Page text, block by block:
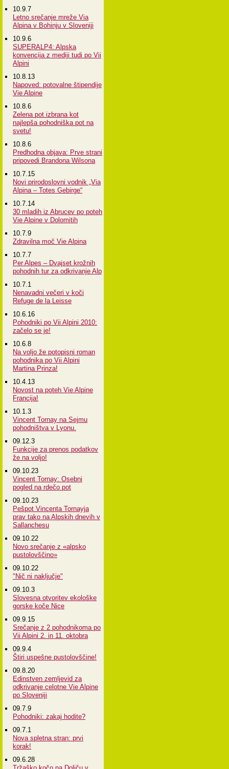
10.9.7
Letno srečanje mreže Via
Alpina v Bohinju v Sloveniji
10.9.6
SUPERALP4: Alpska
konvencija z mediji tudi po Vii
Alpini
10.8.13
Napoved: potovalne štipendije
Vie Alpine
10.8.6
Zelena pot izbrana kot
najlepša pohodniška pot na
svetu!
10.8.6
Predhodna objava: Prve strani
pripovedi Brandona Wilsona
10.7.15
Novi prirodoslovni vodnik „Via
Alpina – Totes Gebirge“
10.7.14
30 mladih iz Abrucev po poteh
Vie Alpine v Dolomitih
10.7.9
Zdravilna moč Vie Alpina
10.7.7
Per Alpes – Dvajset krožnih
pohodnih tur za odkrivanje Alp
10.7.1
Nenavadni večeri v koči
Refuge de la Leisse
10.6.16
Pohodniki po Vii Alpini 2010:
začelo se je!
10.6.8
Na voljo že potopisni roman
pohodnika po Vii Alpini
Martina Prinza!
10.4.13
Novost na poteh Vie Alpine
Francija!
10.1.3
Vincent Tornay na Sejmu
pohodništva v Lyonu.
09.12.3
Funkcije za prenos podatkov
že na voljo!
09.10.23
Vincent Tornay: Osebni
pogled na rdečo pot
09.10.23
Pešpot Vincenta Tornayja
prav tako na Alpskih dnevih v
Sallanchesu
09.10.22
Novo srečanje z «alpsko
pustolovščino»
09.10.22
"Nič ni naključje"
09.10.3
Slovesna otvoritev ekološke
gorske koče Nice
09.9.15
Srečanje z 2 pohodnikoma po
Vii Alpini 2. in 11. oktobra
09.9.4
Štiri uspešne pustolovščine!
09.8.20
Edinstven zemljevid za
odkrivanje celotne Vie Alpine
po Sloveniji
09.7.9
Pohodniki: zakaj hodite?
09.7.1
Nova spletna stran: prvi
korak!
09.6.28